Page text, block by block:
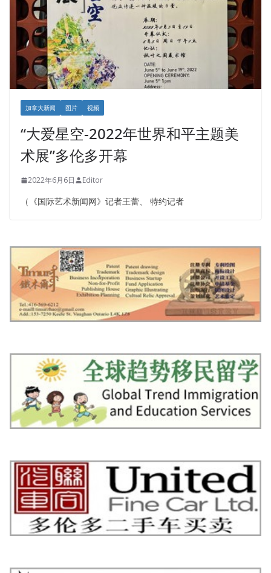
加拿大新闻 图片 视频
“大爱星空-2022年世界和平主题美
术展”多伦多开幕
2022年6月6日 Editor
（《国际艺术新闻网》记者王蕾、 特约记者